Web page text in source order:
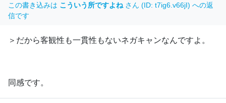
この書き込みは こういう所ですよね さん (ID: t7ig6.v66jI) への返
信です
＞だから客観性も一貫性もないネガキャンなんですよ。
同感です。